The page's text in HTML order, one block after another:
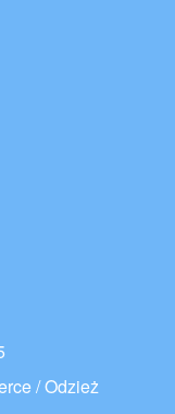
/ Odzież